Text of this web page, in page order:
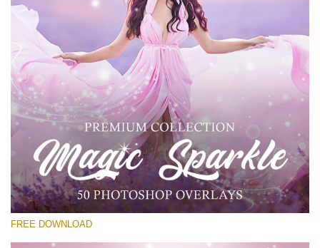
Por favor seleccione
Free PNG Overlay #22
Small 800*533px
Magic Sparkle
(216 Overlays)
FREE DOWNLOAD